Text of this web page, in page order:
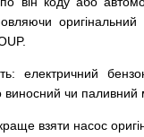
оригінальний
: електричний
виносний чи паливний
взяти насос